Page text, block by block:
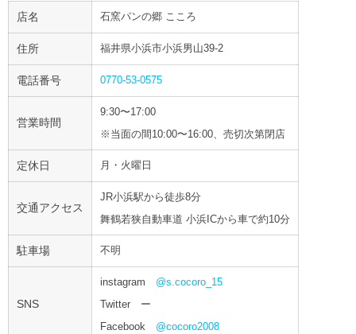
店名 石窯パンの郷 こころ
住所 福井県小浜市小浜男山39-2
電話番号 0770-53-0575
営業時間
9:30〜17:00
※当面の間10:00〜16:00、売切次第閉店
定休日 月・火曜日
交通アクセス
JR小浜駅から徒歩8分
舞鶴若狭自動車道 小浜ICから車で約10分
駐車場 不明
SNS
instagram @s.cocoro_15
Twitter ー
Facebook @cocoro2008